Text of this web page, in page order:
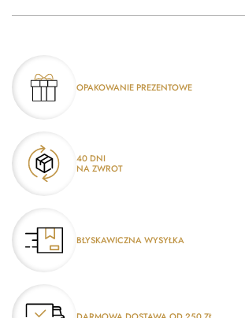
OPAKOWANIE PREZENTOWE
40 DNI
NA ZWROT
BŁYSKAWICZNA WYSYŁKA